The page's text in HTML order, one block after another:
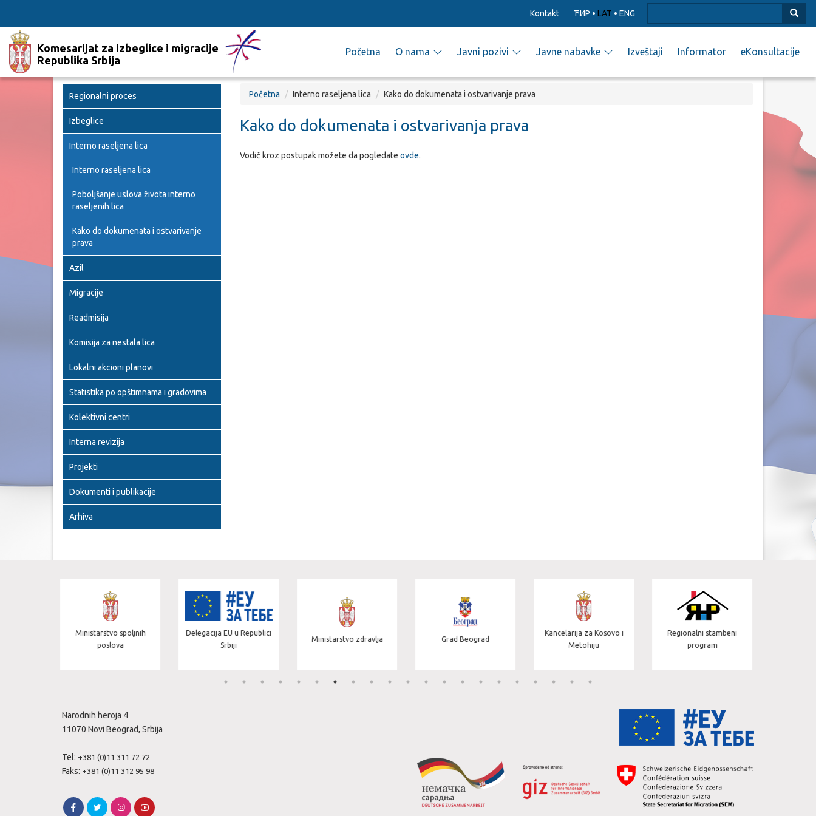
Kontakt ЋИР •LAT •ENG
Komesarijat za izbeglice i migracije
Republika Srbija
Početna O nama Javni pozivi Javne nabavke Izveštaji Informator eKonsultacije
Regionalni proces
Izbeglice
Interno raseljena lica
Interno raseljena lica
Poboljšanje uslova života interno
raseljenih lica
Kako do dokumenata i ostvarivanje
prava
Azil
Migracije
Readmisija
Komisija za nestala lica
Lokalni akcioni planovi
Statistika po opštimnama i gradovima
Kolektivni centri
Interna revizija
Projekti
Dokumenti i publikacije
Arhiva
Početna Interno raseljena lica Kako do dokumenata i ostvarivanje prava
Kako do dokumenata i ostvarivanja prava
Vodič kroz postupak možete da pogledate ovde.
Delegacija EU u Republici
Srbiji
Ministarstvo zdravlja Grad Beograd
Metohiju
Regionalni stambeni
program
Narodnih heroja 4
11070 Novi Beograd, Srbija
Tel: +381 (0)11 311 72 72
Faks: +381 (0)11 312 95 98